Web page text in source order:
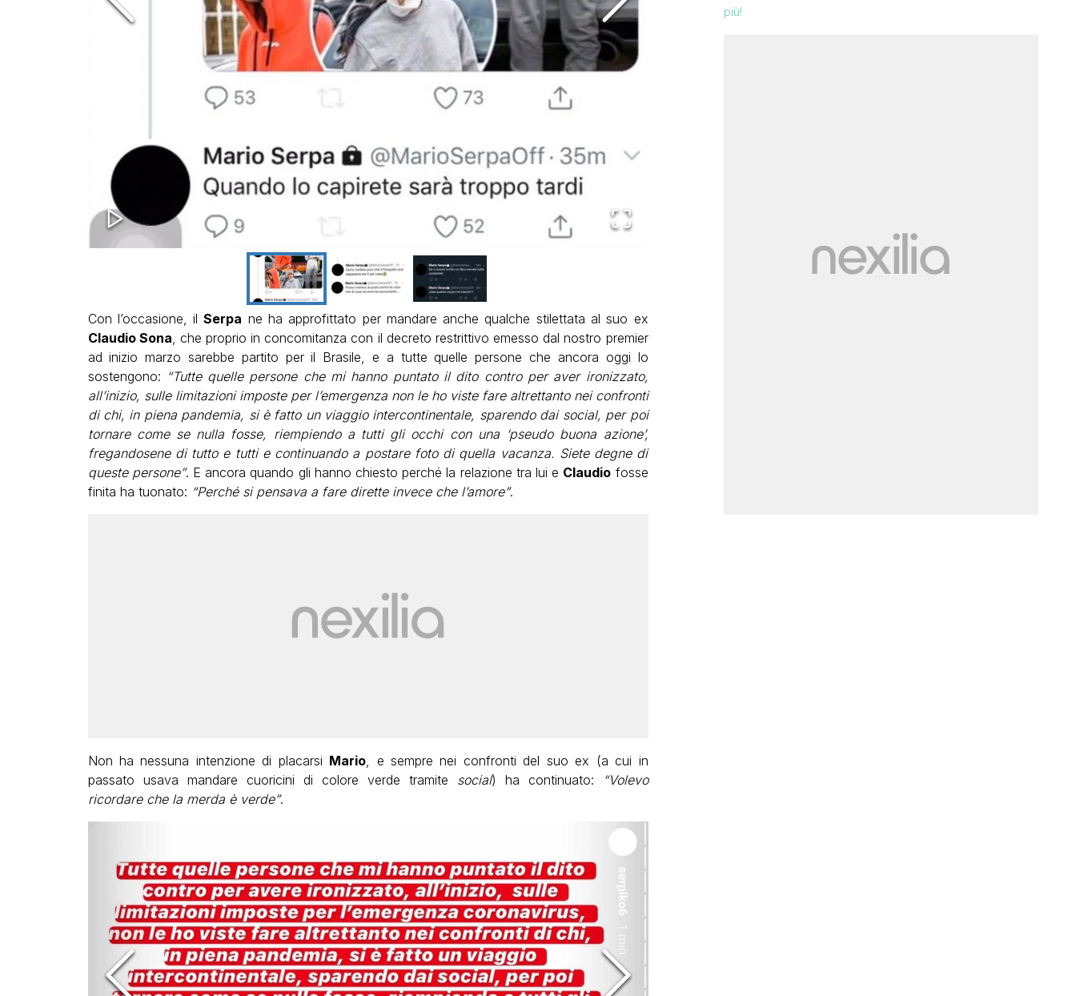
Con l’occasione, ilSerpa ne ha approfittato per mandare anche qualche stilettata al suo ex
Claudio Sona , che proprio in concomitanza con il decreto restrittivo emesso dal nostro premier
ad inizio marzo sarebbe partito per il Brasile, e a tutte quelle persone che ancora oggi lo
sostengono: “Tutte quelle persone che mi hanno puntato il dito contro per aver ironizzato,
all’inizio, sulle limitazioni imposte per l’emergenza non le ho viste fare altrettanto nei confronti
di chi, in piena pandemia, si è fatto un viaggio intercontinentale, sparendo dai social, per poi
tornare come se nulla fosse, riempiendo a tutti gli occhi con una ‘pseudo buona azione’,
fregandosene di tutto e tutti e continuando a postare foto di quella vacanza. Siete degne di
queste persone”. E ancora quando gli hanno chiesto perché la relazione tra lui e Claudio fosse
finita ha tuonato: “Perché si pensava a fare dirette invece che l’amore”.
Non ha nessuna intenzione di placarsi Mario , e sempre nei confronti del suo ex (a cui in
passato usava mandare cuoricini di colore verde tramite social) ha continuato:
“Volevo
ricordare che la merda è verde”.
più!